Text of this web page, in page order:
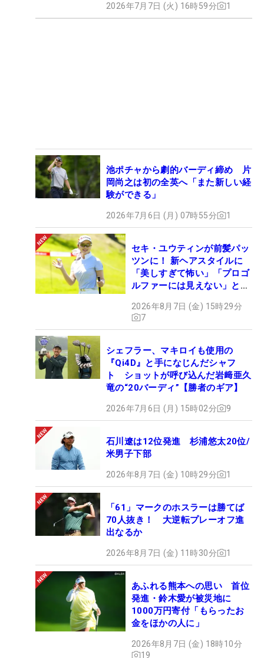
2026年7月7日 (火) 16時59分 1
池ポチャから劇的バーディ締め 片
岡尚之は初の全英へ「また新しい経
験ができる」
2026年7月6日 (月) 07時55分 1
セキ・ユウティンが前髪パッ
ツンに！ 新ヘアスタイルに
「美しすぎて怖い」「プロゴ
ルファーには見えない」とコ
2026年8月7日 (金) 15時29分
7
シェフラー、マキロイも使用の
『Qi4D』と手になじんだシャフ
ト ショットが呼び込んだ岩﨑亜久
竜の“20バーディ”【勝者のギア】
2026年7月6日 (月) 15時02分 9
石川遼は12位発進 杉浦悠太20位/
米男子下部
2026年8月7日 (金) 10時29分 1
「61」マークのホスラーは勝てば
70人抜き！ 大逆転プレーオフ進
出なるか
2026年8月7日 (金) 11時30分 1
あふれる熊本への思い 首位
発進・鈴木愛が被災地に
1000万円寄付「もらったお
金をほかの人に」
2026年8月7日 (金) 18時10分
19